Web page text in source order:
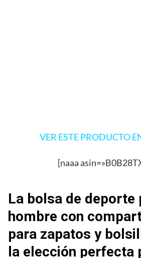
VER ESTE PRODUCTO
[naaa
La bolsa de deporte
hombre con
para zapatos y
la elección perfecta